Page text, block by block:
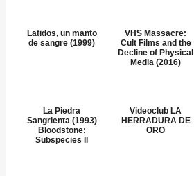
Latidos, un manto
de sangre (1999)
VHS Massacre:
Cult Films and the
Decline of Physical
Media (2016)
La Piedra
Sangrienta (1993)
Bloodstone:
Subspecies II
Videoclub LA
HERRADURA DE
ORO